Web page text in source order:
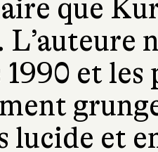
que
L’auteure
1990 et
lucide et